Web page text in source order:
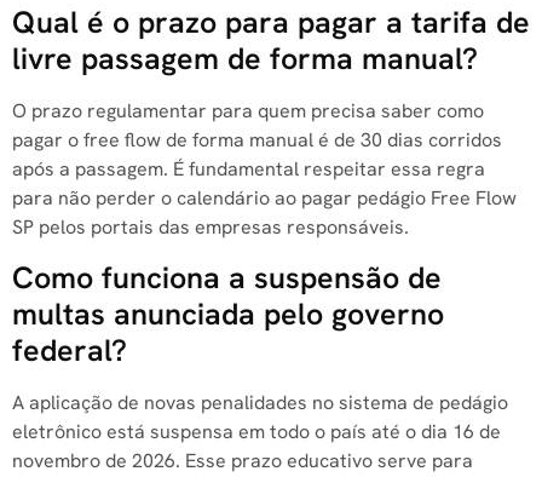
Qual é o prazo para pagar a tarifa de
livre passagem de forma manual?
O prazo regulamentar para quem precisa saber como
pagar o free flow de forma manual é de 30 dias corridos
após a passagem. É fundamental respeitar essa regra
para não perder o calendário ao pagar pedágio Free Flow
SP pelos portais das empresas responsáveis.
Como funciona a suspensão de
multas anunciada pelo governo
federal?
A aplicação de novas penalidades no sistema de pedágio
eletrônico está suspensa em todo o país até o dia 16 de
novembro de 2026. Esse prazo educativo serve para